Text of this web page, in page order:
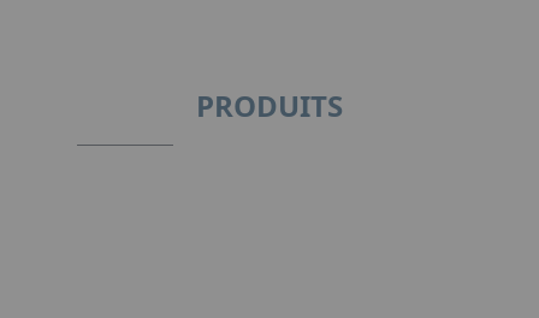
PRODUITS